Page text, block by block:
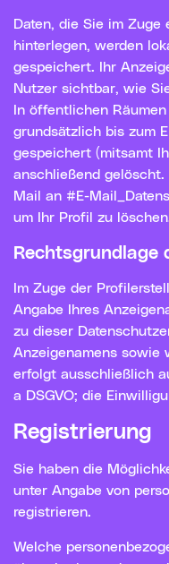
Daten, die Sie im
hinterlegen, werden
gespeichert. Ihr
Nutzer sichtbar, wie
In öffentlichen
grundsätzlich bis zum
gespeichert (mitsamt
anschließend
Mail an #E-
um Ihr Profil zu
Rechtsgrundlage
Im Zuge der
Angabe Ihres
zu dieser
Anzeigenamens sowie
erfolgt ausschließlich
a DSGVO; die
Registrierung
Sie haben die
unter Angabe von
registrieren.
Welche